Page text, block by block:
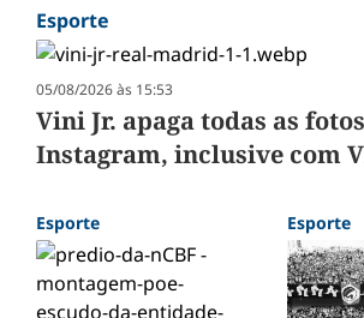
Esporte
05/08/2026 às 15:53
Vini Jr. apaga todas as
Instagram, inclusive com
Esporte Esporte